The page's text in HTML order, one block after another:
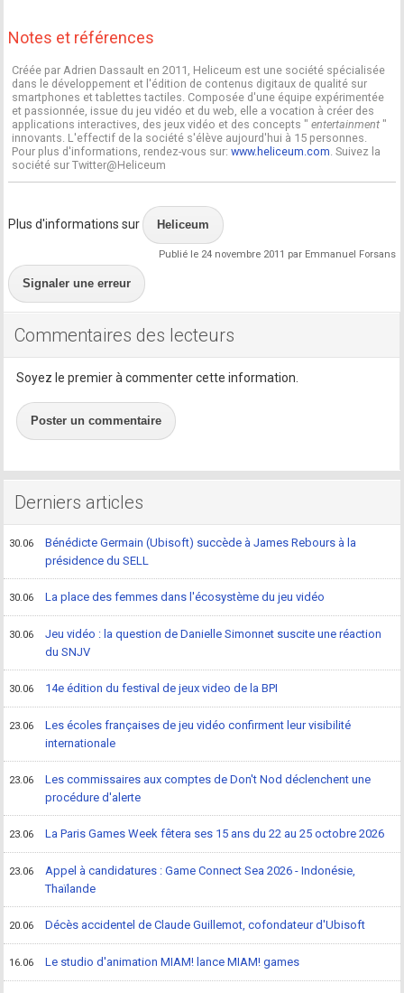
Notes et références
Créée par Adrien Dassault en 2011, Heliceum est une société spécialisée
dans le développement et l'édition de contenus digitaux de qualité sur
smartphones et tablettes tactiles. Composée d'une équipe expérimentée
et passionnée, issue du jeu vidéo et du web, elle a vocation à créer des
applications interactives, des jeux vidéo et des concepts " entertainment "
innovants. L'effectif de la société s'élève aujourd'hui à 15 personnes.
Pour plus d'informations, rendez-vous sur:www.heliceum.com. Suivez la
société sur Twitter@Heliceum
Plus d'informations sur Heliceum
Publié le 24 novembre 2011 par Emmanuel Forsans
Signaler une erreur
Commentaires des lecteurs
Soyez le premier à commenter cette information.
Poster un commentaire
Derniers articles
30.06
Bénédicte Germain (Ubisoft) succède à James Rebours à la
présidence du SELL
30.06 La place des femmes dans l'écosystème du jeu vidéo
30.06
Jeu vidéo : la question de Danielle Simonnet suscite une réaction
du SNJV
30.06 14e édition du festival de jeux video de la BPI
23.06
Les écoles françaises de jeu vidéo confirment leur visibilité
internationale
23.06
Les commissaires aux comptes de Don't Nod déclenchent une
procédure d'alerte
23.06 La Paris Games Week fêtera ses 15 ans du 22 au 25 octobre 2026
23.06
Appel à candidatures : Game Connect Sea 2026 - Indonésie,
Thaïlande
20.06 Décès accidentel de Claude Guillemot, cofondateur d'Ubisoft
16.06 Le studio d'animation MIAM! lance MIAM! games